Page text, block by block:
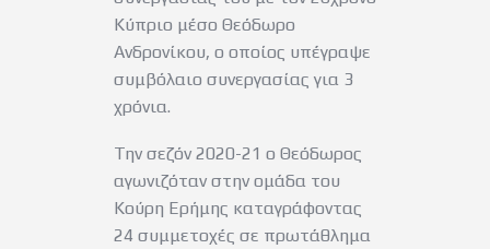
Κύπριο μέσο Θεόδωρο
Ανδρονίκου, ο οποίος υπέγραψε
συμβόλαιο συνεργασίας για 3
χρόνια.
Την σεζόν 2020-21 ο Θεόδωρος
αγωνιζόταν στην ομάδα του
Κούρη Ερήμης καταγράφοντας
24 συμμετοχές σε πρωτάθλημα